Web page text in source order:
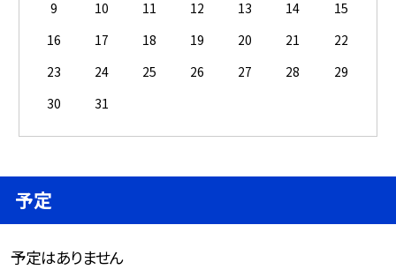
9
10 11 12 13 14
15
16
17 18 19 20 21
22
23
24 25 26 27 28
29
30
31
予定
予定はありません